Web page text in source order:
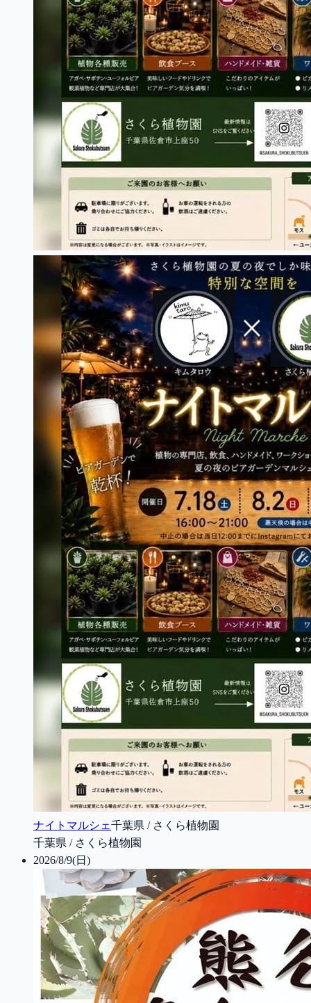
ナイトマルシェ千葉県 / さくら植物園
千葉県 / さくら植物園
2026/8/9(日)